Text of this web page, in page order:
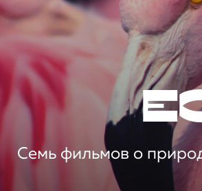
Семь фильмов о